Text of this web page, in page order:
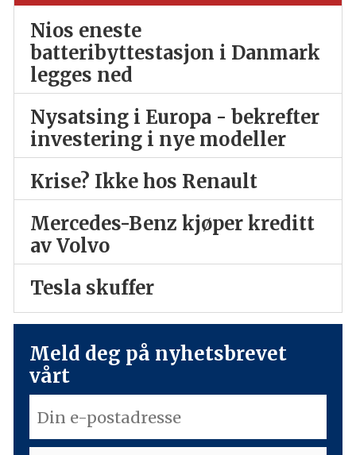
Nios eneste
batteribyttestasjon i Danmark
legges ned
Nysatsing i Europa - bekrefter
investering i nye modeller
Krise? Ikke hos Renault
Mercedes-Benz kjøper kreditt
av Volvo
Tesla skuffer
Meld deg på nyhetsbrevet
vårt